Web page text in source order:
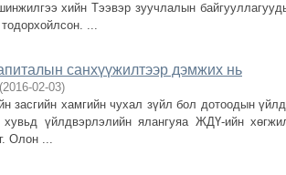
хийн Тээвэр зуучлалын
...
санхүүжилтээр дэмжих нь
(2016-02-03)
засгийн хамгийн чухал зүйл бол дотоодын
үйлдвэрлэлийн ялангуяа ЖДҮ-ийн
Олон ...